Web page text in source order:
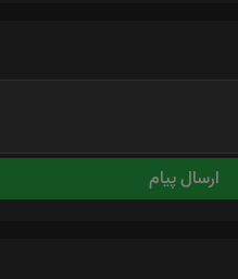
ارسال پیام